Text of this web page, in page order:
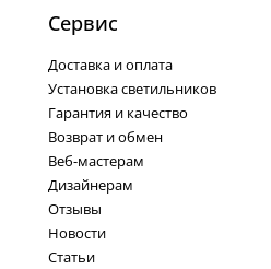
Cервис
Доставка и оплата
Установка светильников
Гарантия и качество
Возврат и обмен
Веб-мастерам
Дизайнерам
Отзывы
Новости
Статьи